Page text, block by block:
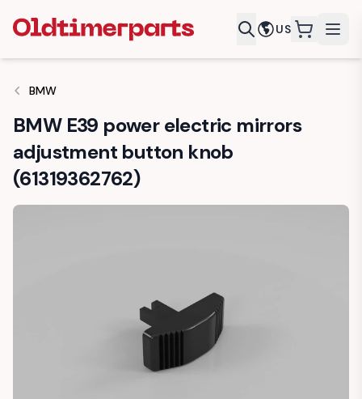
US
BMW
BMW E39 power electric mirrors
adjustment button knob
(61319362762)